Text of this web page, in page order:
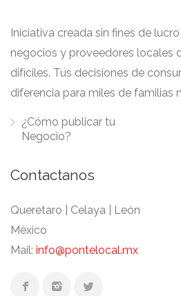
Iniciativa creada sin fines de
negocios y proveedores locales
difíciles. Tus decisiones de
diferencia para miles de familias
¿Cómo publicar tu
Negocio?
Contactanos
Queretaro | Celaya | León
México
Mail: info@pontelocal.mx